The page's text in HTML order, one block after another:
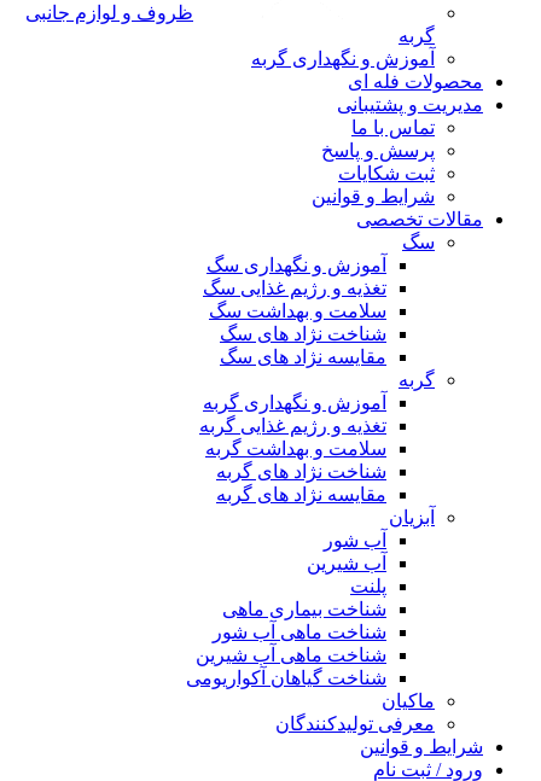
ظروف و لوازم جانبی
گربه
آموزش و نگهداری گربه
محصولات فله ای
مدیریت و پشتیبانی
تماس با ما
پرسش و پاسخ
ثبت شکایات
شرایط و قوانین
مقالات تخصصی
سگ
آموزش و نگهداری سگ
تغذیه و رژیم غذایی سگ
سلامت و بهداشت سگ
شناخت نژاد های سگ
مقایسه نژاد های سگ
گربه
آموزش و نگهداری گربه
تغذیه و رژیم غذایی گربه
سلامت و بهداشت گربه
شناخت نژاد های گربه
مقایسه نژاد های گربه
آبزیان
آب شور
آب شیرین
پلنت
شناخت بیماری ماهی
شناخت ماهی آب شور
شناخت ماهی آب شیرین
شناخت گیاهان آکواریومی
ماکیان
معرفی تولیدکنندگان
شرایط و قوانین
ورود / ثبت نام